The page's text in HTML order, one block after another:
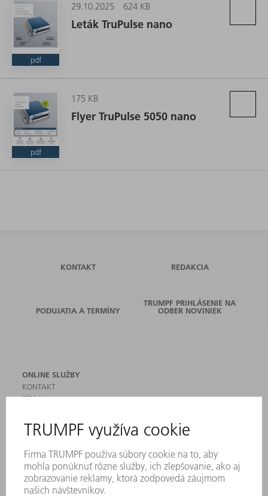
pdf
29.10.2025 624 KB
Leták TruPulse nano
pdf
175 KB
Flyer TruPulse 5050 nano
KONTAKT REDAKCIA
PODUJATIA A TERMÍNY
TRUMPF PRIHLÁSENIE NA
ODBER NOVINIEK
ONLINE SLUŽBY
KONTAKT
SÍDLA
PRIHLÁSENIE NA ODBER NOVINIEK
KARTA BEZPEČNOSTNÝCH ÚDAJOV
STROJE & SYSTÉMY
LASER
VÝKONOVÁ ELEKTRONIKA